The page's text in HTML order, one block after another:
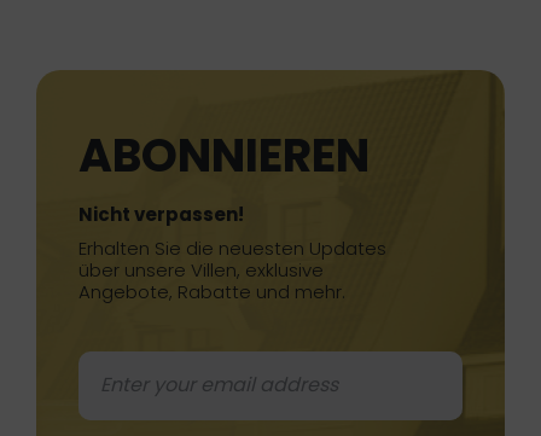
ABONNIEREN
Nicht verpassen!
Erhalten Sie die neuesten Updates
über unsere Villen, exklusive
Angebote, Rabatte und mehr.